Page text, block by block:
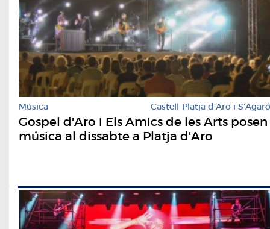
Música Castell-Platja d'Aro i S'Agaró
Gospel d'Aro i Els Amics de les Arts posen
música al dissabte a Platja d'Aro